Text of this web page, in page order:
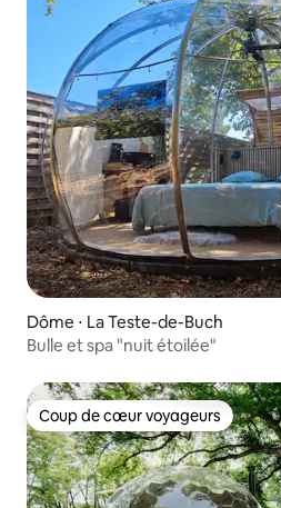
Dôme ⋅ La Teste-de-Buch
Bulle et spa "nuit étoilée"
Coup de cœur voyageurs
Coup de cœur voyageurs